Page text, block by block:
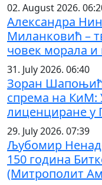
02. August 2026.
Александра
Миланковић –
човек морала и
31. July 2026. 06:40
Зоран
спрема на КиМ:
лиценциране
29. July 2026. 07:39
Љубомир
150 година
(Митрополит